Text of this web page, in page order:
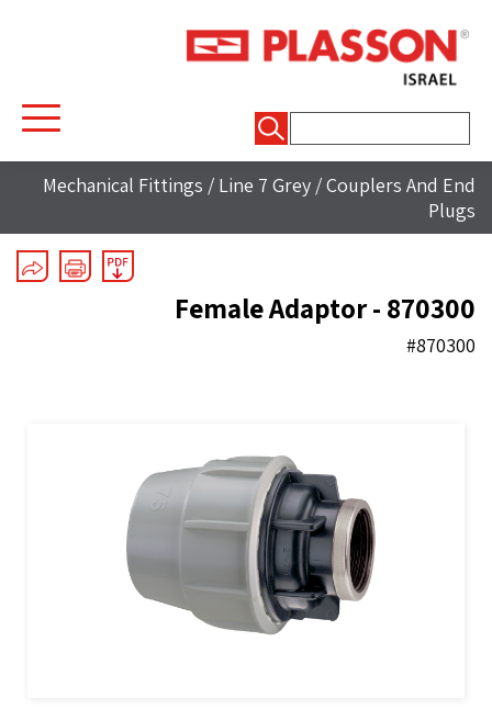
Mechanical Fittings / Line 7 Grey /Couplers And End
Plugs
Female Adaptor - 870300
#870300